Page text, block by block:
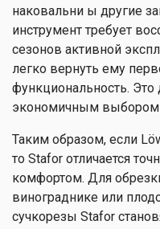
наковальни ы другие
инструмент требует
сезонов активной
легко вернуть ему
функциональность. Это
экономичным выбором
Таким образом, если
то Stafor отличается
комфортом. Для
винограднике или
сучкорезы Stafor